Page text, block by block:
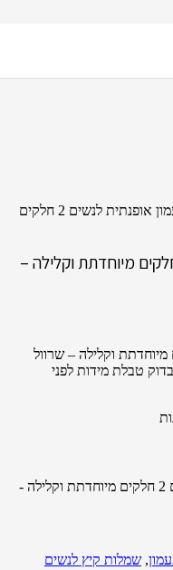
/ שמלת קיץ פעמון אופנתית לנשים 2 חלקים
קיץ פעמון אופנתית לנשים 2 חלקים מיוחדתת וקלילה –
אופנתית לנשים 2 חלקים מיוחדתת וקלילה – שרוול
יש לבדוק טבלת מידות לפני
כמות של שמלת קיץ פעמון אופנתית לנשים 2 חלקים מיוחדתת וקלילה -
, שמלות קיץ לנשים